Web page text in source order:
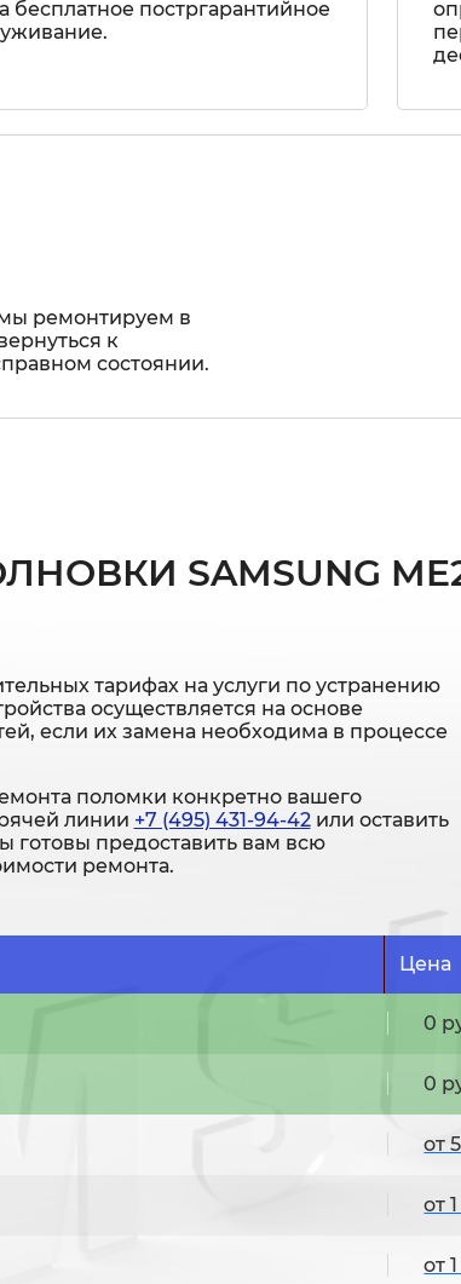
бесплатное постргарантийное
ремонтируем в
к
состоянии.
SAMSUNG
тарифах на услуги по устранению
осуществляется на основе
если их замена необходима в процессе
поломки конкретно вашего
линии +7 (495) 431-94-42или оставить
готовы предоставить вам всю
ремонта.
Цена
0
0
от
от
от